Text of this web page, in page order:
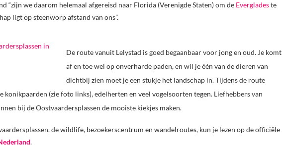
“zijn we daarom helemaal afgereisd naar Florida (Verenigde Staten) om de Evergladeste
ligt op steenworp afstand van ons”.
De route vanuit Lelystad is goed begaanbaar voor jong en oud. Je komt
af en toe wel op onverharde paden, en wil je één van de dieren van
dichtbij zien moet je een stukje het landschap in. Tijdens de route
konikpaarden (zie foto links), edelherten en veel vogelsoorten tegen. Liefhebbers van
bij de Oostvaardersplassen de mooiste kiekjes maken.
de wildlife, bezoekerscentrum en wandelroutes, kun je lezen op de officiële
.